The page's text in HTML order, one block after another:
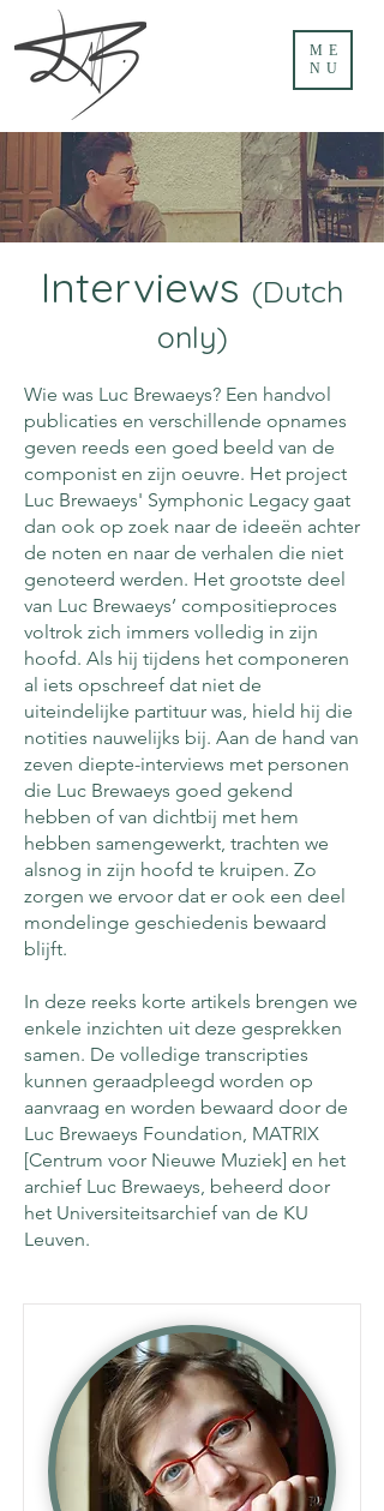
ME
NU
Interviews (Dutch
only)
Wie was Luc Brewaeys? Een handvol
publicaties en verschillende opnames
geven reeds een goed beeld van de
componist en zijn oeuvre. Het project
Luc Brewaeys' Symphonic Legacy gaat
dan ook op zoek naar de ideeën achter
de noten en naar de verhalen die niet
genoteerd werden. Het grootste deel
van Luc Brewaeys’ compositieproces
voltrok zich immers volledig in zijn
hoofd. Als hij tijdens het componeren
al iets opschreef dat niet de
uiteindelijke partituur was, hield hij die
notities nauwelijks bij. Aan de hand van
zeven diepte-interviews met personen
die Luc Brewaeys goed gekend
hebben of van dichtbij met hem
hebben samengewerkt, trachten we
alsnog in zijn hoofd te kruipen. Zo
zorgen we ervoor dat er ook een deel
mondelinge geschiedenis bewaard
blijft.
In deze reeks korte artikels brengen we
enkele inzichten uit deze gesprekken
samen. De volledige transcripties
kunnen geraadpleegd worden op
aanvraag en worden bewaard door de
Luc Brewaeys Foundation, MATRIX
[Centrum voor Nieuwe Muziek] en het
archief Luc Brewaeys, beheerd door
het Universiteitsarchief van de KU
Leuven.